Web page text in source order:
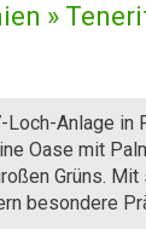
»
Anlage in
Oase mit
Grüns.
besondere